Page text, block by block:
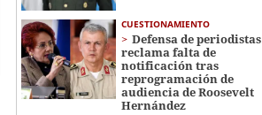
CUESTIONAMIENTO
Defensa de periodistas
reclama falta de
notificación tras
reprogramación de
audiencia de Roosevelt
Hernández